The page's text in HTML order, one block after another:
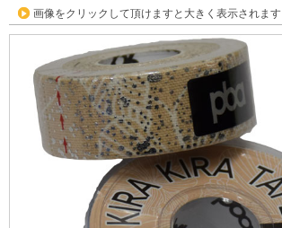
画像をクリックして頂けますと大きく表示されます